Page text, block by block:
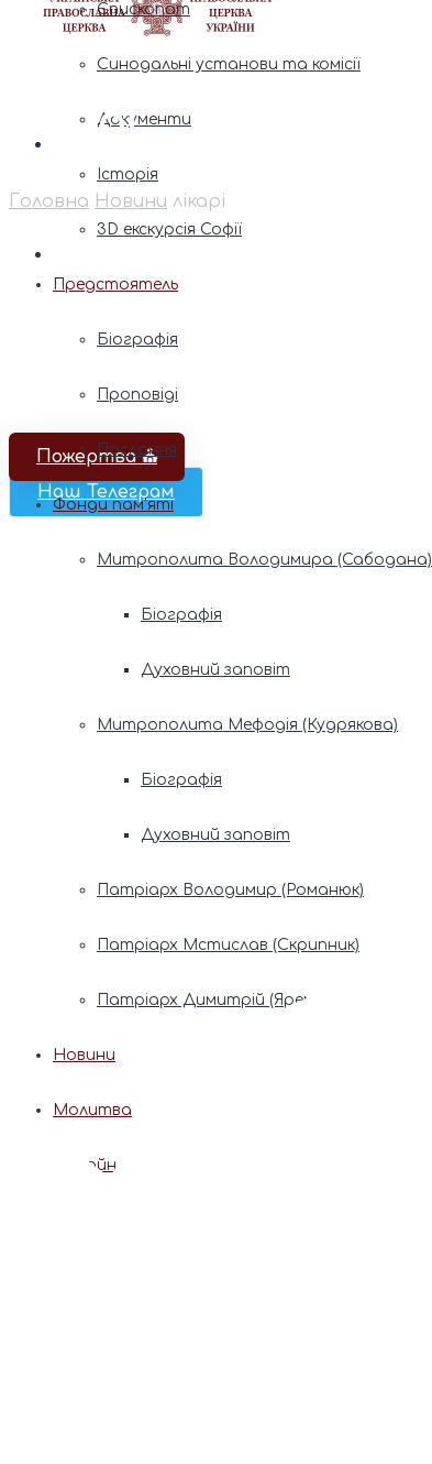
Наш Телеграм
Пожертва ⛪️
Єпископат
Синодальні установи та комісії
Документи
Історія
3D екскурсія Софії
Предстоятель
Біографія
Проповіді
Послання
Фонди пам’яті
Митрополита Володимира (Сабодана)
Біографія
Духовний заповіт
Митрополита Мефодія (Кудрякова)
Біографія
Духовний заповіт
Патріарх Володимир (Романюк)
Патріарх Мстислав (Скрипник)
Патріарх Димитрій (Ярема)
Новини
Молитва
Онлайн послуги
лікарі
Головна Новини лікарі